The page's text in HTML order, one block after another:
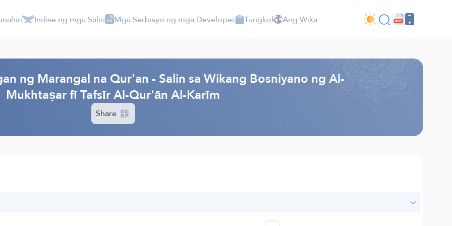
Indise ng mga Salin Mga Serbisyo ng mga Developer Tungkol Ang Wika
ng Marangal na Qur'an - Salin sa Wikang Bosniyano ng Al-
Mukhtaṣar fī Tafsīr Al-Qur'ān Al-Karīm
Share